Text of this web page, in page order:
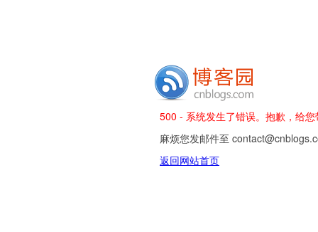
500 - 系统发生了错误。抱歉，给
麻烦您发邮件至
返回网站首页